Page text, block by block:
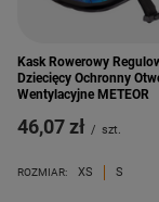
Kask Rowerowy
Dziecięcy Ochronny
Wentylacyjne METEOR
46,07 zł / szt.
ROZMIAR: XS S